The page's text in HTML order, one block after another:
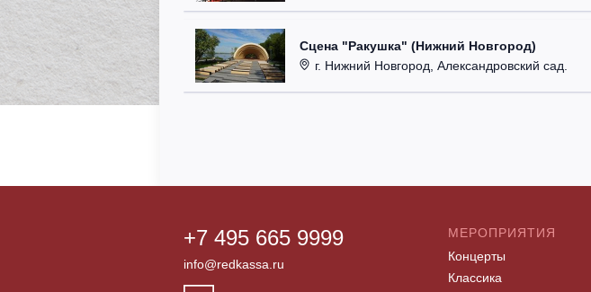
Сцена "Ракушка" (Нижний Новгород)
г. Нижний Новгород, Александровский сад.
+7 495 665 9999
info@redkassa.ru
МЕРОПРИЯТИЯ
Концерты
Классика